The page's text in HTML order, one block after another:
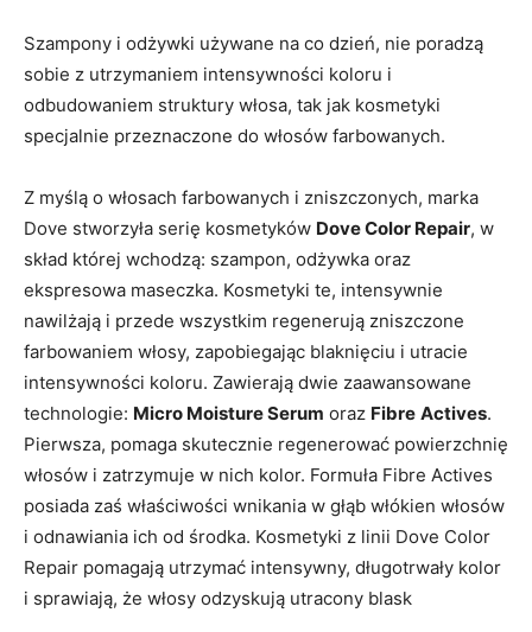
Szampony i odżywki używane na co dzień, nie poradzą
sobie z utrzymaniem intensywności koloru i
odbudowaniem struktury włosa, tak jak kosmetyki
specjalnie przeznaczone do włosów farbowanych.
Z myślą o włosach farbowanych i zniszczonych, marka
Dove stworzyła serię kosmetyków Dove Color Repair, w
skład której wchodzą: szampon, odżywka oraz
ekspresowa maseczka. Kosmetyki te, intensywnie
nawilżają i przede wszystkim regenerują zniszczone
farbowaniem włosy, zapobiegając blaknięciu i utracie
intensywności koloru. Zawierają dwie zaawansowane
technologie: Micro Moisture Serum oraz Fibre Actives.
Pierwsza, pomaga skutecznie regenerować powierzchnię
włosów i zatrzymuje w nich kolor. Formuła Fibre Actives
posiada zaś właściwości wnikania w głąb włókien włosów
i odnawiania ich od środka. Kosmetyki z linii Dove Color
Repair pomagają utrzymać intensywny, długotrwały kolor
i sprawiają, że włosy odzyskują utracony blask